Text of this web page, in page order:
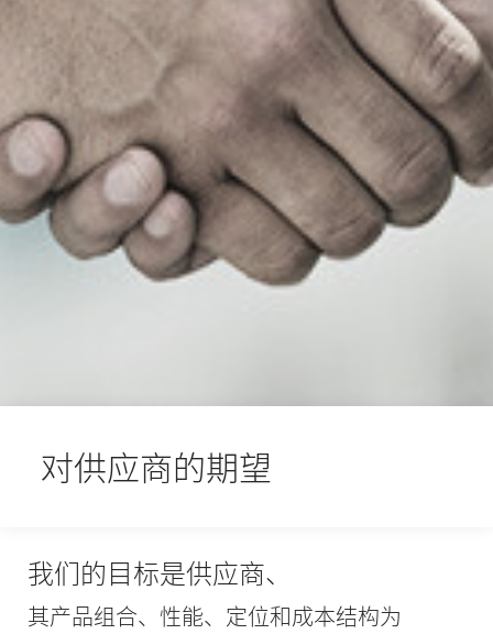
对供应商的期望
我们的目标是供应商、
其产品组合、性能、定位和成本结构为